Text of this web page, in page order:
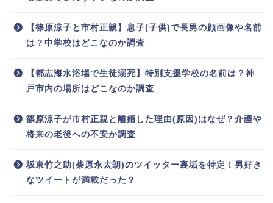
【篠原涼子と市村正親】息子(子供)で長男の顔画像や名前
は？中学校はどこなのか調査
【都志海水浴場で生徒溺死】特別支援学校の名前は？神
戸市内の場所はどこなのか調査
篠原涼子が市村正親と離婚した理由(原因)はなぜ？介護や
将来の老後への不安か調査
坂東竹之助(柴原永太朗)のツイッター裏垢を特定！男好き
なツイートが満載だった？